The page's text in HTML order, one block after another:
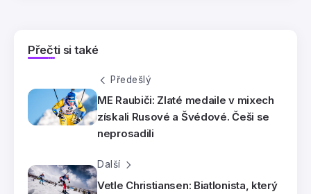
Přečti si také
Předešlý
ME Raubiči: Zlaté medaile v mixech
získali Rusové a Švédové. Češi se
neprosadili
Další
Vetle Christiansen: Biatlonista, který